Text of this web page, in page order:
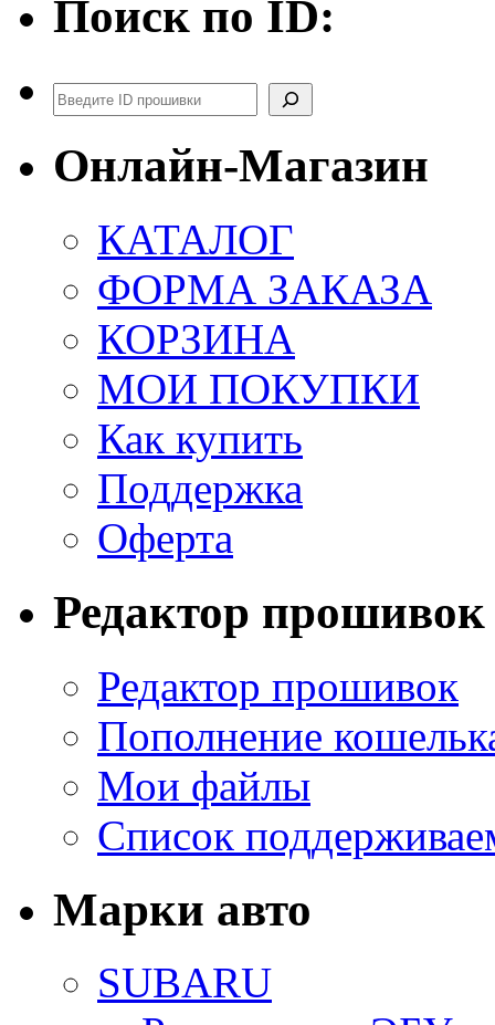
Поиск по ID:
Поиск
Онлайн-Магазин
КАТАЛОГ
ФОРМА ЗАКАЗА
КОРЗИНА
МОИ ПОКУПКИ
Как купить
Поддержка
Оферта
Редактор прошивок
Редактор прошивок
Пополнение
Мои файлы
Список
Марки авто
SUBARU